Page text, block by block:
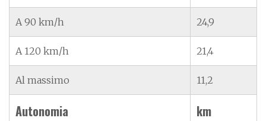
A 90 km/h 24,9
A 120 km/h 21,4
Al massimo 11,2
Autonomia km